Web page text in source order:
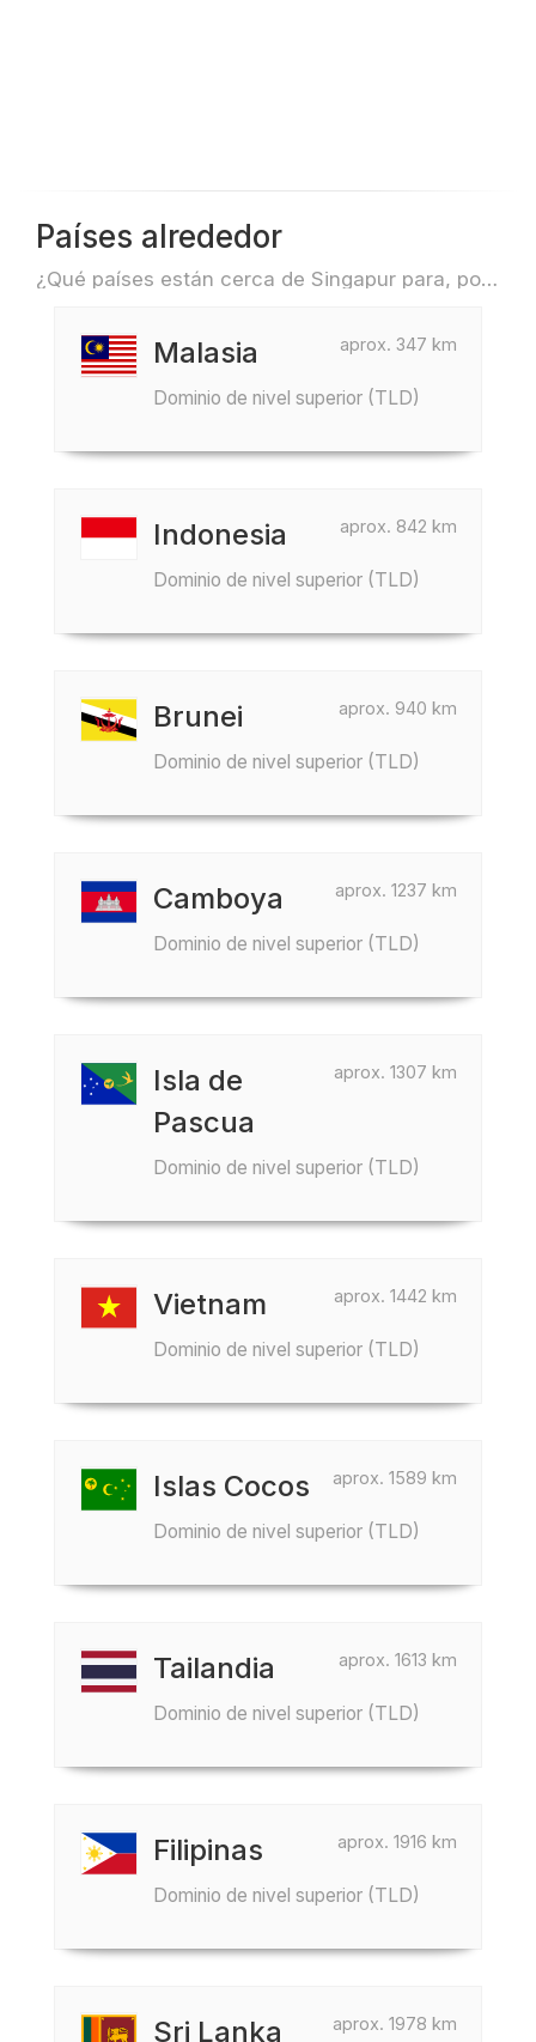
Países alrededor
¿Qué países están cerca de Singapur para, por ejemplo, viajar o volar?
aprox. 347 km
Malasia
Dominio de nivel superior (TLD)
aprox. 842 km
Indonesia
Dominio de nivel superior (TLD)
aprox. 940 km
Brunei
Dominio de nivel superior (TLD)
aprox. 1237 km
Camboya
Dominio de nivel superior (TLD)
aprox. 1307 km
Isla de
Pascua
Dominio de nivel superior (TLD)
aprox. 1442 km
Vietnam
Dominio de nivel superior (TLD)
aprox. 1589 km
Islas Cocos
Dominio de nivel superior (TLD)
aprox. 1613 km
Tailandia
Dominio de nivel superior (TLD)
aprox. 1916 km
Filipinas
Dominio de nivel superior (TLD)
aprox. 1978 km
Sri Lanka